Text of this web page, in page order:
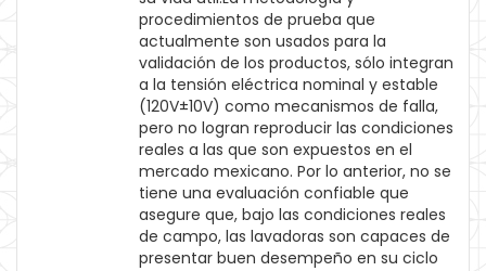
procedimientos de prueba que
actualmente son usados para la
validación de los productos, sólo integran
a la tensión eléctrica nominal y estable
(120V±10V) como mecanismos de falla,
pero no logran reproducir las condiciones
reales a las que son expuestos en el
mercado mexicano. Por lo anterior, no se
tiene una evaluación confiable que
asegure que, bajo las condiciones reales
de campo, las lavadoras son capaces de
presentar buen desempeño en su ciclo